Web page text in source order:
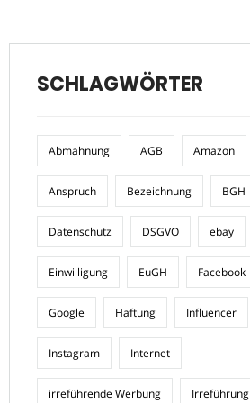
SCHLAGWÖRTER
Abmahnung AGB Amazon
Anspruch Bezeichnung BGH
Datenschutz DSGVO ebay
Einwilligung EuGH Facebook
Google Haftung Influencer
Instagram Internet
irreführende Werbung Irreführung